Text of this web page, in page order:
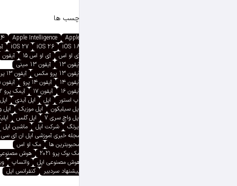
برچسب ها
Apple
Apple Intelligence
iOS 18
iOS 26
iOS 27
آی او اس
آی او اس ۱۵ آیفون
آیفون 13
آیفون 13 مینی
آیفون 13 پرو مکس
آیفون ۱۳ پرو
آیفون ۱۴
آیفون ۱۴ پرو
آیفون ۱۵
آیفون ۱۶
آیفون ۱۷ آیمک پرو ۲۰۲۲
اپ استور
اپل اپل آیدی
اپل سیلیکون
اپل موزیک
اپل
اپل واچ سری ۷
اپل گلس
ایرتگ
شرکت اپل
ماشین اپل
مجله خبری آموزشی اپل ان آی سی
محبوبترین ها
مک او اس
مک بوک پرو ۲۰۲۱
هوش
هوش مصنوعی اپل
واتساپ
پیشنهاد سردبیر
کنفرانس اپل